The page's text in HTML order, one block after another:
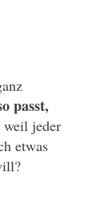
passt,
weil jeder
etwas